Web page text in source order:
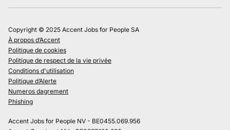
Copyright © 2025 Accent Jobs for People SA
À propos d’Accent
Politique de cookies
Politique de respect de la vie privée
Conditions d'utilisation
Politique d’Alerte
Numeros dagrement
Phishing
Accent Jobs for People NV - BE0455.069.956